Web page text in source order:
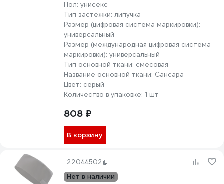
Пол: унисекс
Тип застежки: липучка
Размер (цифровая система маркировки):
универсальный
Размер (международная цифровая система
маркировки): универсальный
Тип основной ткани: смесовая
Название основной ткани: Сансара
Цвет: серый
Количество в упаковке: 1 шт
808 ₽
В корзину
22044502
Нет в наличии